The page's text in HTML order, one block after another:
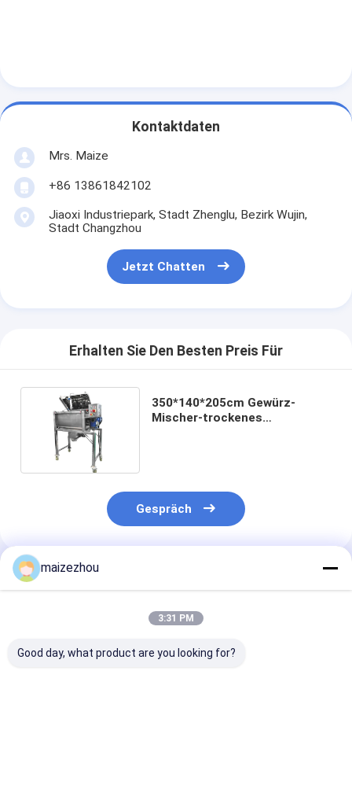
Kontaktdaten
Mrs. Maize
+86 13861842102
Jiaoxi Industriepark, Stadt Zhenglu, Bezirk Wujin,
Stadt Changzhou
Jetzt Chatten
Erhalten Sie Den Besten Preis Für
350*140*205cm Gewürz-
Mischer-trockenes
Gespräch
Empfohlene Produkte
maizezhou
3:31 PM
Good day, what product are you looking for?